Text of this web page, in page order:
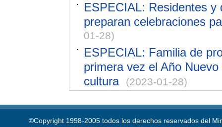
ESPECIAL: Residentes y
preparan celebraciones
01-28)
ESPECIAL: Familia de
primera vez el Año
cultura
(2023-01-28)
©Copyright 1998-2005 todos los derechos reservados del